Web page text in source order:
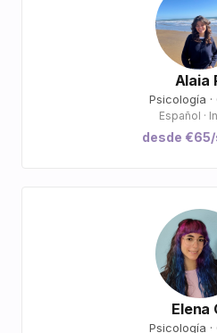
Alaia
Psicología ·
Español ·
desde
Elena
Psicología ·